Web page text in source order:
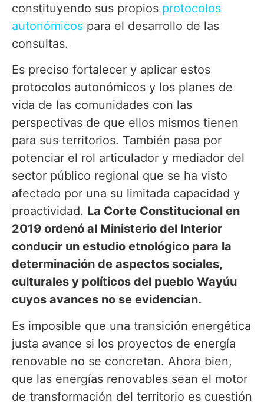
constituyendo sus propios protocolos
autonómicos para el desarrollo de las
consultas.
Es preciso fortalecer y aplicar estos
protocolos autonómicos y los planes de
vida de las comunidades con las
perspectivas de que ellos mismos tienen
para sus territorios. También pasa por
potenciar el rol articulador y mediador del
sector público regional que se ha visto
afectado por una su limitada capacidad y
proactividad. La Corte Constitucional en
2019 ordenó al Ministerio del Interior
conducir un estudio etnológico para la
determinación de aspectos sociales,
culturales y políticos del pueblo Wayúu
cuyos avances no se evidencian.
Es imposible que una transición energética
justa avance si los proyectos de energía
renovable no se concretan. Ahora bien,
que las energías renovables sean el motor
de transformación del territorio es cuestión